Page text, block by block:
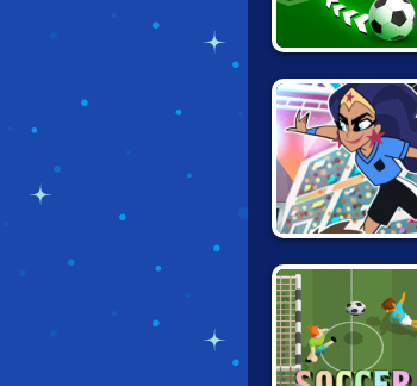
SUPER GOAL
TOON CUP 2021